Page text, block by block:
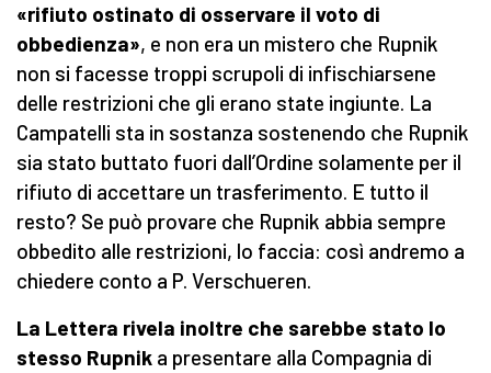
«rifiuto ostinato di osservare il voto di
obbedienza», e non era un mistero che Rupnik
non si facesse troppi scrupoli di infischiarsene
delle restrizioni che gli erano state ingiunte. La
Campatelli sta in sostanza sostenendo che Rupnik
sia stato buttato fuori dall’Ordine solamente per il
rifiuto di accettare un trasferimento. E tutto il
resto? Se può provare che Rupnik abbia sempre
obbedito alle restrizioni, lo faccia: così andremo a
chiedere conto a P. Verschueren.
La Lettera rivela inoltre che sarebbe stato lo
stesso Rupnik a presentare alla Compagnia di